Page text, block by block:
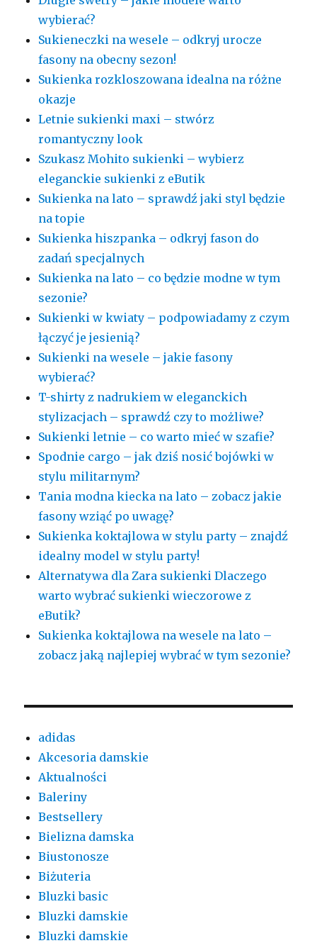
wybierać?
Sukieneczki na wesele – odkryj urocze
fasony na obecny sezon!
Sukienka rozkloszowana idealna na różne
okazje
Letnie sukienki maxi – stwórz
romantyczny look
Szukasz Mohito sukienki – wybierz
eleganckie sukienki z eButik
Sukienka na lato – sprawdź jaki styl będzie
na topie
Sukienka hiszpanka – odkryj fason do
zadań specjalnych
Sukienka na lato – co będzie modne w tym
sezonie?
Sukienki w kwiaty – podpowiadamy z czym
łączyć je jesienią?
Sukienki na wesele – jakie fasony
wybierać?
T-shirty z nadrukiem w eleganckich
stylizacjach – sprawdź czy to możliwe?
Sukienki letnie – co warto mieć w szafie?
Spodnie cargo – jak dziś nosić bojówki w
stylu militarnym?
Tania modna kiecka na lato – zobacz jakie
fasony wziąć po uwagę?
Sukienka koktajlowa w stylu party – znajdź
idealny model w stylu party!
Alternatywa dla Zara sukienki Dlaczego
warto wybrać sukienki wieczorowe z
eButik?
Sukienka koktajlowa na wesele na lato –
zobacz jaką najlepiej wybrać w tym sezonie?
adidas
Akcesoria damskie
Aktualności
Baleriny
Bestsellery
Bielizna damska
Biustonosze
Biżuteria
Bluzki basic
Bluzki damskie
Bluzki damskie